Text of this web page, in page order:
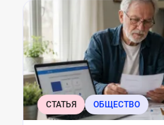
СТАТЬЯ ОБЩЕСТВО